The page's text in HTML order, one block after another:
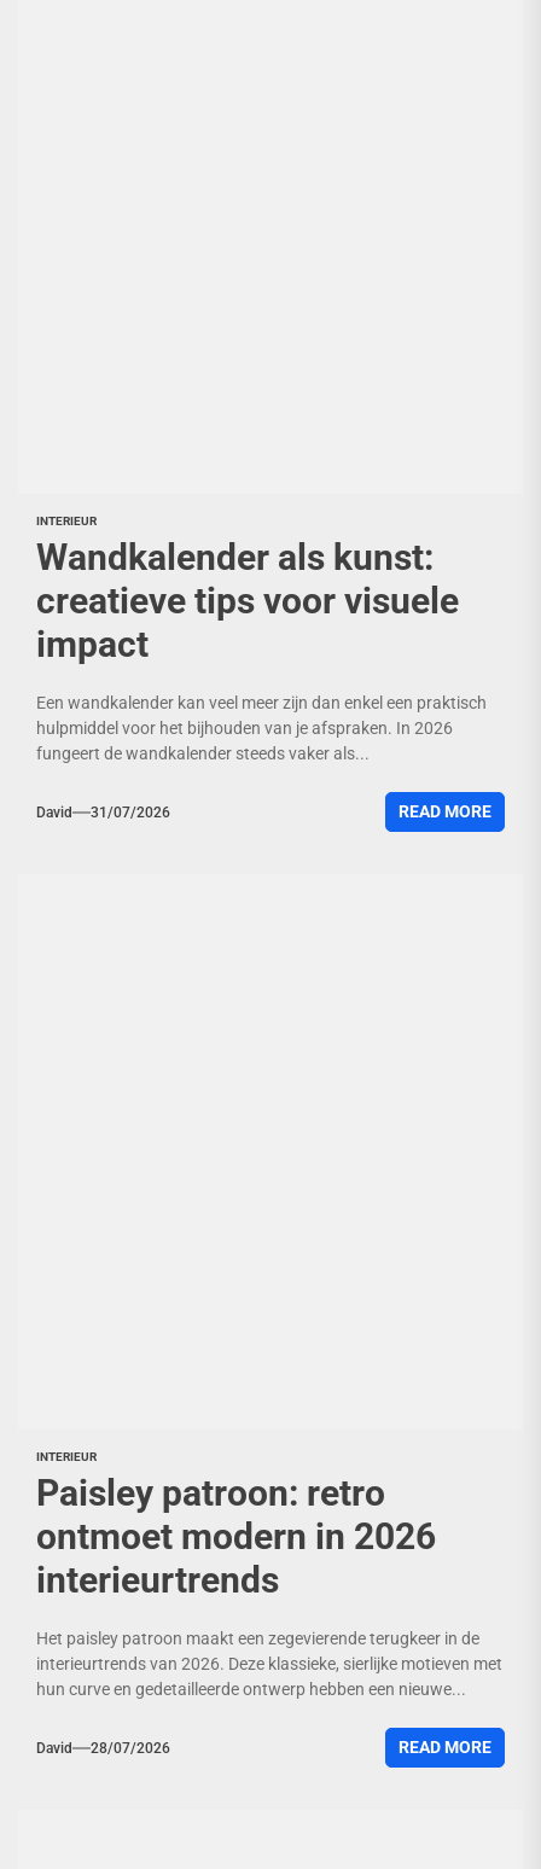
INTERIEUR
Wandkalender als kunst:
creatieve tips voor visuele
impact
Een wandkalender kan veel meer zijn dan enkel een praktisch
hulpmiddel voor het bijhouden van je afspraken. In 2026
fungeert de wandkalender steeds vaker als...
David 31/07/2026 READ MORE
INTERIEUR
Paisley patroon: retro
ontmoet modern in 2026
interieurtrends
Het paisley patroon maakt een zegevierende terugkeer in de
interieurtrends van 2026. Deze klassieke, sierlijke motieven met
hun curve en gedetailleerde ontwerp hebben een nieuwe...
David 28/07/2026 READ MORE